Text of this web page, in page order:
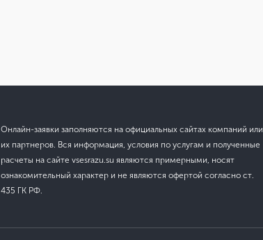
Онлайн-заявки заполняются на официальных сайтах компаний или
их партнеров. Вся информация, условия по услугам и полученные
расчеты на сайте vsesrazu.su являются примерными, носят
ознакомительный характер и не являются офертой согласно ст.
435 ГК РФ.